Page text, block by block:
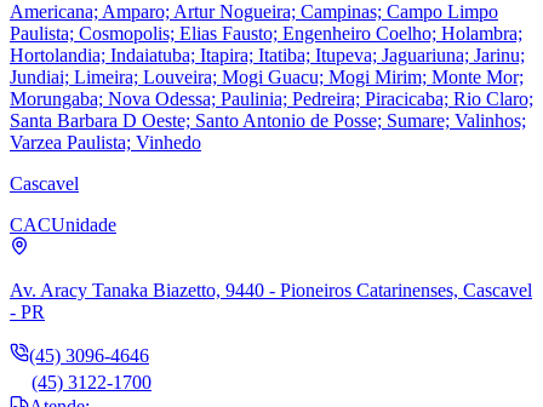
Americana; Amparo; Artur Nogueira; Campinas; Campo Limpo
Paulista; Cosmopolis; Elias Fausto; Engenheiro Coelho; Holambra;
Hortolandia; Indaiatuba; Itapira; Itatiba; Itupeva; Jaguariuna; Jarinu;
Jundiai; Limeira; Louveira; Mogi Guacu; Mogi Mirim; Monte Mor;
Morungaba; Nova Odessa; Paulinia; Pedreira; Piracicaba; Rio Claro;
Santa Barbara D Oeste; Santo Antonio de Posse; Sumare; Valinhos;
Varzea Paulista; Vinhedo
Cascavel
CACUnidade
Av. Aracy Tanaka Biazetto, 9440 - Pioneiros Catarinenses, Cascavel
- PR
(45) 3096-4646
(45) 3122-1700